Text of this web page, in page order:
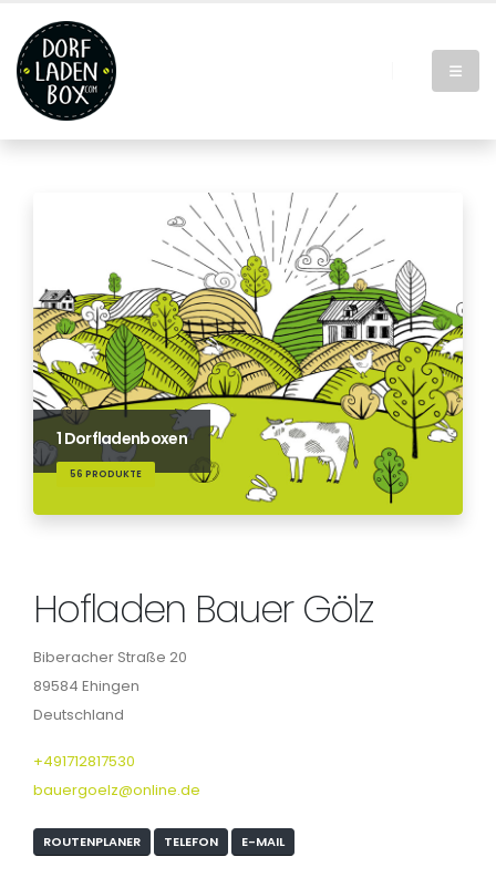
1 Dorfladenboxen
56 PRODUKTE
Hofladen Bauer Gölz
Biberacher Straße 20
89584 Ehingen
Deutschland
+491712817530
bauergoelz@online.de
ROUTENPLANER TELEFON E-MAIL